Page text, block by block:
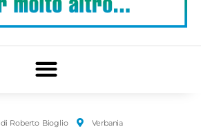
di Roberto Bioglio Verbania